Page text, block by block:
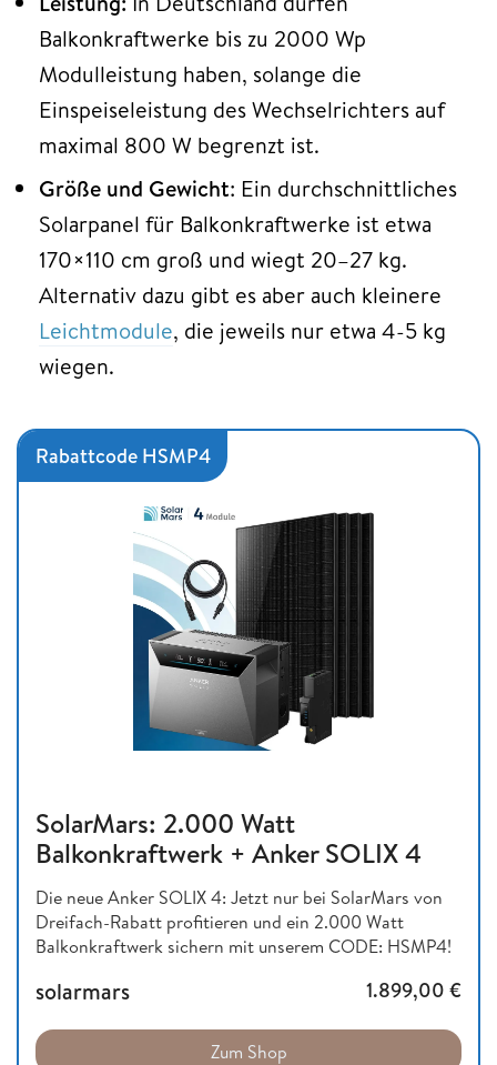
Balkonkraftwerke bis zu 2000 Wp
Modulleistung haben, solange die
Einspeiseleistung des Wechselrichters auf
maximal 800 W begrenzt ist.
Größe und Gewicht: Ein durchschnittliches
Solarpanel für Balkonkraftwerke ist etwa
170×110 cm groß und wiegt 20–27 kg.
Alternativ dazu gibt es aber auch kleinere
Leichtmodule, die jeweils nur etwa 4-5 kg
wiegen.
Rabattcode HSMP4
SolarMars: 2.000 Watt
Balkonkraftwerk + Anker SOLIX 4
Die neue Anker SOLIX 4: Jetzt nur bei SolarMars von
Dreifach-Rabatt profitieren und ein 2.000 Watt
Balkonkraftwerk sichern mit unserem CODE: HSMP4!
solarmars 1.899,00 €
Zum Shop